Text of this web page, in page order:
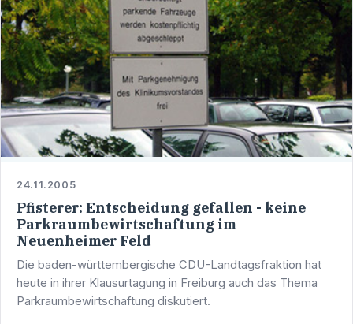
24.11.2005
Pfisterer: Entscheidung gefallen - keine
Parkraumbewirtschaftung im
Neuenheimer Feld
Die baden-württembergische CDU-Landtagsfraktion hat
heute in ihrer Klausurtagung in Freiburg auch das Thema
Parkraumbewirtschaftung diskutiert.